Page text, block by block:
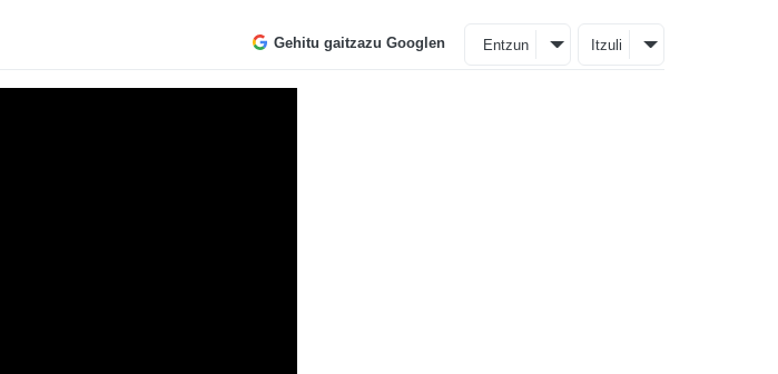
Gehitu gaitzazu Googlen Entzun Itzuli